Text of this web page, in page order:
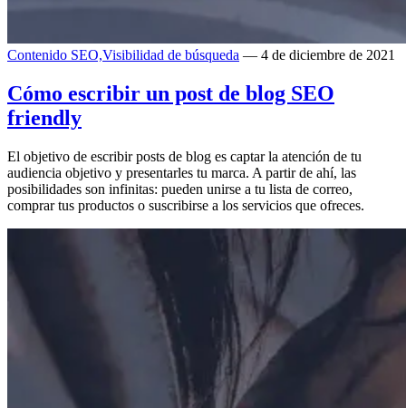
Contenido SEO,Visibilidad de búsqueda — 4 de diciembre de 2021
Cómo escribir un post de blog SEO
friendly
El objetivo de escribir posts de blog es captar la atención de tu
audiencia objetivo y presentarles tu marca. A partir de ahí, las
posibilidades son infinitas: pueden unirse a tu lista de correo,
comprar tus productos o suscribirse a los servicios que ofreces.